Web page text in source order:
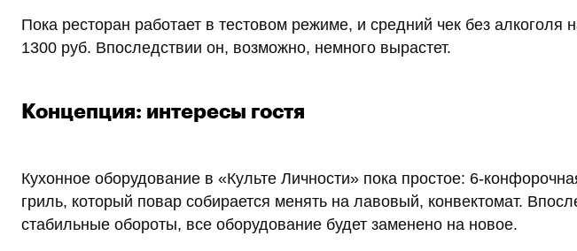
Пока ресторан работает в тестовом режиме, и средний чек без алкоголя
1300 руб. Впоследствии он, возможно, немного вырастет.
Концепция: интересы гостя
Кухонное оборудование в «Культе Личности» пока простое: 6-
гриль, который повар собирается менять на лавовый, конвектомат.
стабильные обороты, все оборудование будет заменено на новое.